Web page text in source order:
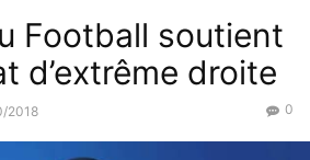
Football soutient
d’extrême droite
2018 0